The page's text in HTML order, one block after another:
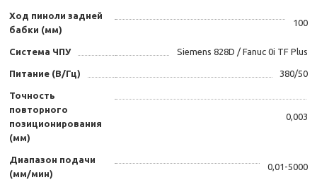
Ход пиноли задней
бабки (мм)
100
Система ЧПУ Siemens 828D / Fanuc 0i TF Plus
Питание (В/Гц) 380/50
Точность
повторного
позиционирования
(мм)
0,003
Диапазон подачи
(мм/мин)
0,01-5000